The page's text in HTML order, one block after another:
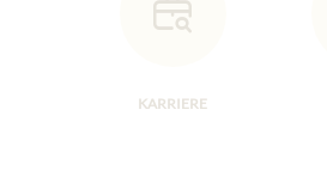
KARRIERE